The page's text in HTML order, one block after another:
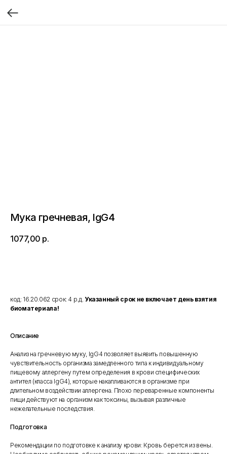
Мука гречневая, IgG4
1077,00 р.
код: 16.20.062 срок: 4 р.д. Указанный срок не включает день взятия
биоматериала!
Описание
Анализ на гречневую муку, IgG4 позволяет выявить повышенную
чувствительность организма замедленного типа к индивидуальному
пищевому аллергену путем определения в крови специфических
антител (класса IgG4), которые накапливаются в организме при
длительном воздействии аллергена. Плохо переваренные компоненты
пищи действуют на организм как токсины, вызывая различные
нежелательные последствия.
Подготовка
Рекомендации по подготовке к анализу крови: Кровь берется из вены.